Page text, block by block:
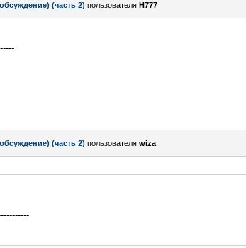
(часть 2) пользователя H777
(часть 2) пользователя wiza